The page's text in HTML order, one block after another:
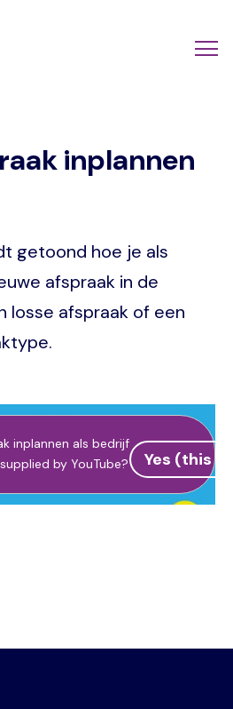
inplannen
getoond hoe je als
afspraak in de
losse afspraak of een
inplannen als bedrijf
by YouTube? Yes (this